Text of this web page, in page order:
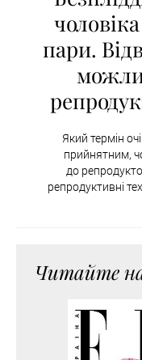
пари.
Який термін
прийнятним,
до
репродуктивні
Читайте